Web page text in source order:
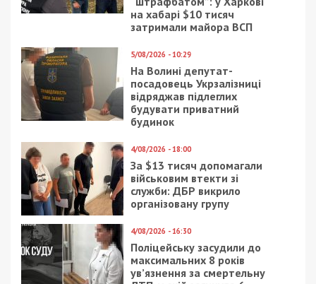
9/08/2026 - 11:57
Справа “ПриватБанку”: Ігоря Коломойського та його
спільників судитимуть за заволодіння 9,2 млрд грн
ПОПУЛЯРНІ НОВИНИ
9/08/2026 - 17:44
На Київщині заступника
голови ВЛК районного
ТЦК викрили на
вимаганні хабаря
9/08/2026 - 13:29